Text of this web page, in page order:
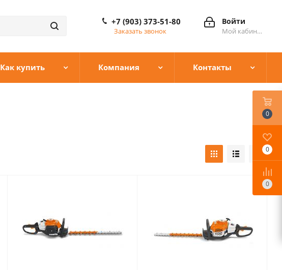
Войти
Мой кабинет
+7 (903) 373-51-80
Заказать звонок
Как купить Компания Контакты
0
0
0